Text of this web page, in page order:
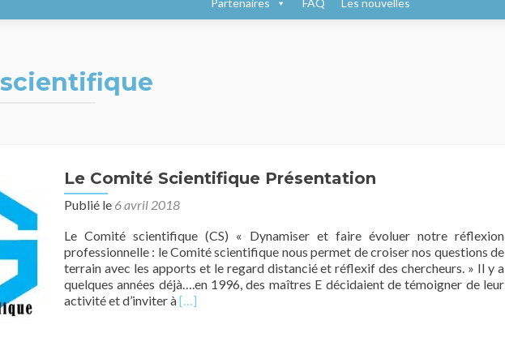
Partenaires FAQ Les nouvelles
scientifique
Le Comité Scientifique Présentation
Publié le 6 avril 2018
Le Comité scientifique (CS) « Dynamiser et faire évoluer notre réflexion
professionnelle : le Comité scientifique nous permet de croiser nos questions de
terrain avec les apports et le regard distancié et réflexif des chercheurs. » Il y a
quelques années déjà….en 1996, des maîtres E décidaient de témoigner de leur
activité et d’inviter àEn
[…]